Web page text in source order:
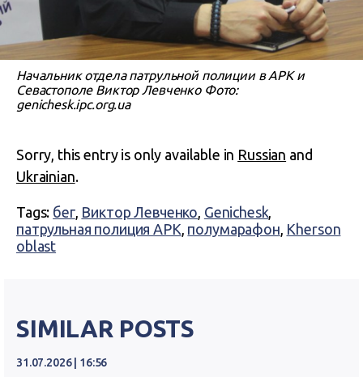
Начальник отдела патрульной полиции в АРК и
Севастополе Виктор Левченко Фото:
genichesk.ipc.org.ua
Sorry, this entry is only available in Russian and
Ukrainian.
Tags: бег, Виктор Левченко, Genichesk,
патрульная полиция АРК, полумарафон, Kherson
oblast
SIMILAR POSTS
31.07.2026 | 16:56